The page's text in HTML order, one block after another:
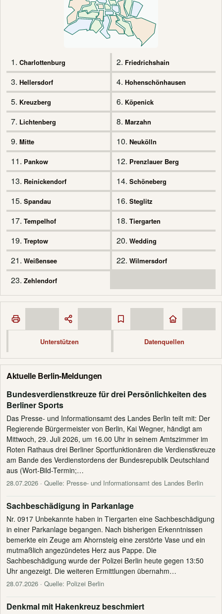
1. Charlottenburg 2. Friedrichshain
3. Hellersdorf 4. Hohenschönhausen
5. Kreuzberg 6. Köpenick
7. Lichtenberg 8. Marzahn
9. Mitte 10. Neukölln
11. Pankow 12. Prenzlauer Berg
13. Reinickendorf 14. Schöneberg
15. Spandau 16. Steglitz
17. Tempelhof 18. Tiergarten
19. Treptow 20. Wedding
21. Weißensee 22. Wilmersdorf
23. Zehlendorf
Unterstützen Datenquellen
Aktuelle Berlin-Meldungen
Bundesverdienstkreuze für drei Persönlichkeiten des
Berliner Sports
Das Presse- und Informationsamt des Landes Berlin teilt mit: Der
Regierende Bürgermeister von Berlin, Kai Wegner, händigt am
Mittwoch, 29. Juli 2026, um 16.00 Uhr in seinem Amtszimmer im
Roten Rathaus drei Berliner Sportfunktionären die Verdienstkreuze
am Bande des Verdienstordens der Bundesrepublik Deutschland
aus (Wort-Bild-Termin;…
28.07.2026 · Quelle: Presse- und Informationsamt des Landes Berlin
Sachbeschädigung in Parkanlage
Nr. 0917 Unbekannte haben in Tiergarten eine Sachbeschädigung
in einer Parkanlage begangen. Nach bisherigen Erkenntnissen
bemerkte ein Zeuge am Ahornsteig eine zerstörte Vase und ein
mutmaßlich angezündetes Herz aus Pappe. Die
Sachbeschädigung wurde der Polizei Berlin heute gegen 13:50
Uhr angezeigt. Die weiteren Ermittlungen übernahm…
28.07.2026 · Quelle: Polizei Berlin
Denkmal mit Hakenkreuz beschmiert